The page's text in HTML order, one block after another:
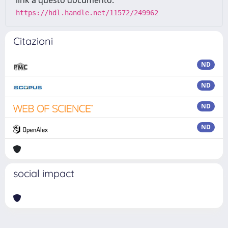
https://hdl.handle.net/11572/249962
Citazioni
ND
ND
ND
ND
social impact